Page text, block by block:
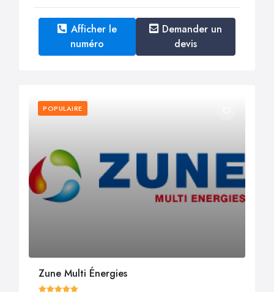
Afficher le
numéro
Demander un
devis
POPULAIRE
Zune Multi Énergies